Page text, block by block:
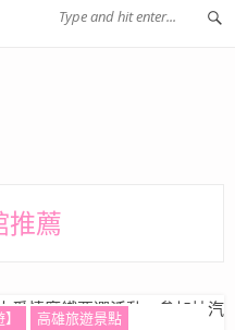
推薦
高雄旅遊景點